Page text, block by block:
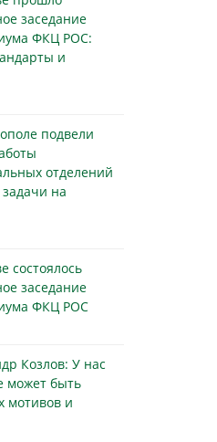
заседание
ФКЦ РОС:
и
подвели
отделений
на
состоялось
заседание
ФКЦ РОС
Козлов: У нас
может быть
мотивов и